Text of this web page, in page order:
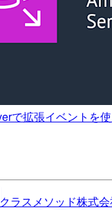
で拡張イベントを
クラスメソッド株式